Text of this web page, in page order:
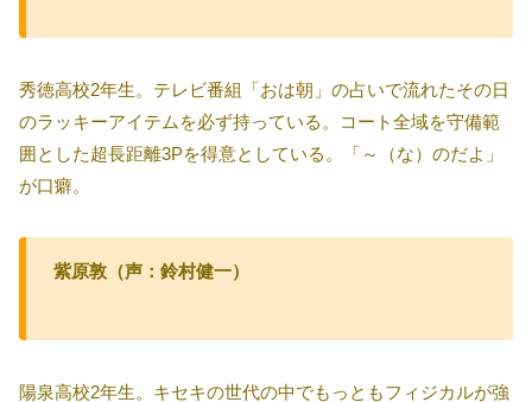
秀徳高校2年生。テレビ番組「おは朝」の占いで流れたその日
のラッキーアイテムを必ず持っている。コート全域を守備範
囲とした超長距離3Pを得意としている。「～（な）のだよ」
が口癖。
紫原敦（声：鈴村健一）
陽泉高校2年生。キセキの世代の中でもっともフィジカルが強